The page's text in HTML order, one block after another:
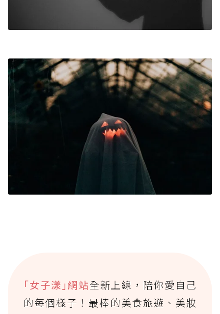
｢女子漾｣網站全新上線，陪你愛自己
的每個樣子！最棒的美食旅遊、美妝